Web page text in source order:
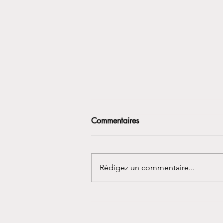
Commentaires
Rédigez un commentaire...